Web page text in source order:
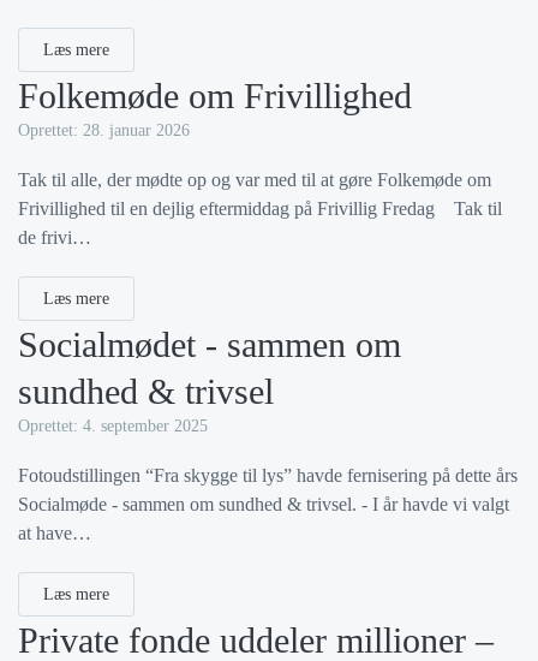
Læs mere
Folkemøde om Frivillighed
Oprettet: 28. januar 2026
Tak til alle, der mødte op og var med til at gøre Folkemøde om
Frivillighed til en dejlig eftermiddag på Frivillig Fredag Tak til
de frivi…
Læs mere
Socialmødet - sammen om
sundhed & trivsel
Oprettet: 4. september 2025
Fotoudstillingen “Fra skygge til lys” havde fernisering på dette års
Socialmøde - sammen om sundhed & trivsel. - I år havde vi valgt
at have…
Læs mere
Private fonde uddeler millioner –